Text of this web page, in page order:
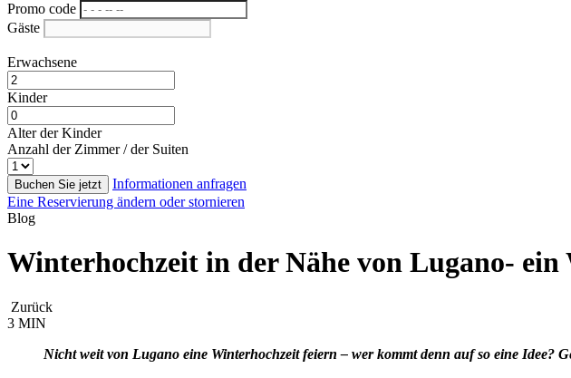
Promo code
Gäste
Erwachsene
Kinder
Alter der Kinder
Anzahl der Zimmer / der Suiten
Buchen Sie jetzt
Informationen anfragen
Eine Reservierung ändern oder stornieren
Blog
Winterhochzeit in der Nähe von Lugano-
Zurück
3 MIN
Nicht weit von Lugano eine Winterhochzeit feiern – wer kommt denn auf so eine Idee?